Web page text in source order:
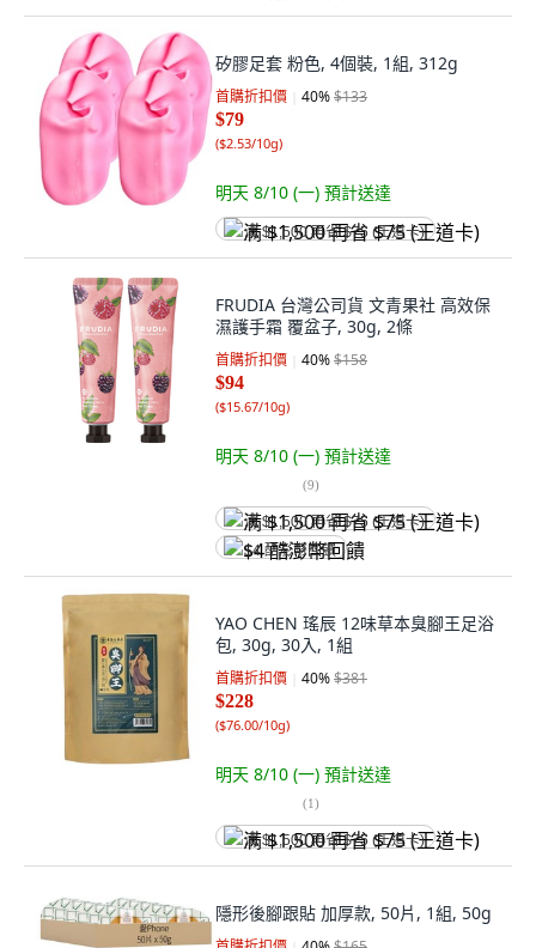
矽膠足套 粉色, 4個裝, 1組, 312g
首購折扣價 40%$133
$79
($2.53/10g)
明天 8/10 (一) 預計送達
满 $1,500 再省 $75 (王道卡)
FRUDIA 台灣公司貨 文青果社 高效保
濕護手霜 覆盆子, 30g, 2條
首購折扣價 40%$158
$94
($15.67/10g)
明天 8/10 (一) 預計送達
(9)
满 $1,500 再省 $75 (王道卡)
$4 酷澎幣回饋
YAO CHEN 瑤辰 12味草本臭腳王足浴
包, 30g, 30入, 1組
首購折扣價 40%$381
$228
($76.00/10g)
明天 8/10 (一) 預計送達
(1)
满 $1,500 再省 $75 (王道卡)
隱形後腳跟貼 加厚款, 50片, 1組, 50g